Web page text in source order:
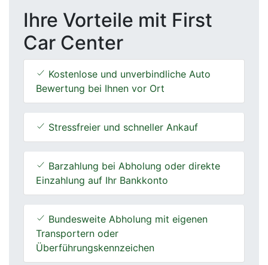
Ihre Vorteile mit First
Car Center
Kostenlose und unverbindliche Auto
Bewertung bei Ihnen vor Ort
Stressfreier und schneller Ankauf
Barzahlung bei Abholung oder direkte
Einzahlung auf Ihr Bankkonto
Bundesweite Abholung mit eigenen
Transportern oder
Überführungskennzeichen